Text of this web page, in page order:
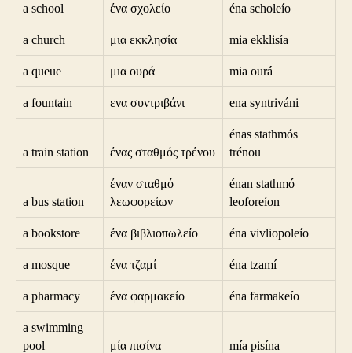
a school ένα σχολείο éna scholeío
a church μια εκκλησία mia ekklisía
a queue μια ουρά mia ourá
a fountain ενα συντριβάνι ena syntriváni
a train station ένας σταθμός τρένου
énas stathmós
trénou
a bus station
έναν σταθμό
λεωφορείων
énan stathmó
leoforeíon
a bookstore ένα βιβλιοπωλείο éna vivliopoleío
a mosque ένα τζαμί éna tzamí
a pharmacy ένα φαρμακείο éna farmakeío
a swimming
pool
μία πισίνα mía pisína